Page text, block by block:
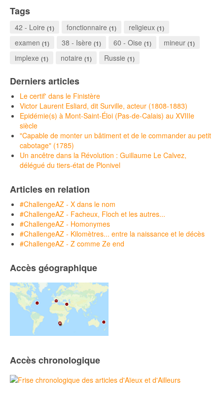
Tags
42 - Loire (1) fonctionnaire (1) religieux (1)
examen (1) 38 - Isère (1) 60 - Oise (1) mineur (1)
implexe (1) notaire (1) Russie (1)
Derniers articles
Le certif' dans le Finistère
Victor Laurent Esliard, dit Surville, acteur (1808-1883)
Epidémie(s) à Mont-Saint-Éloi (Pas-de-Calais) au XVIIIe
siècle
"Capable de monter un bâtiment et de le commander au petit
cabotage" (1785)
Un ancêtre dans la Révolution : Guillaume Le Calvez,
délégué du tiers-état de Plonivel
Articles en relation
#ChallengeAZ - X dans le nom
#ChallengeAZ - Facheux, Floch et les autres...
#ChallengeAZ - Homonymes
#ChallengeAZ - Kilomètres... entre la naissance et le décès
#ChallengeAZ - Z comme Ze end
Accès géographique
Accès chronologique